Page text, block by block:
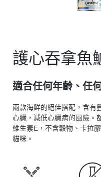
護心吞拿魚
適合任何年齡、任
兩款海鮮的絕佳搭配，含有
心臟，減低心臟病的風險。
維生素E，不含穀物、卡拉
貓咪。